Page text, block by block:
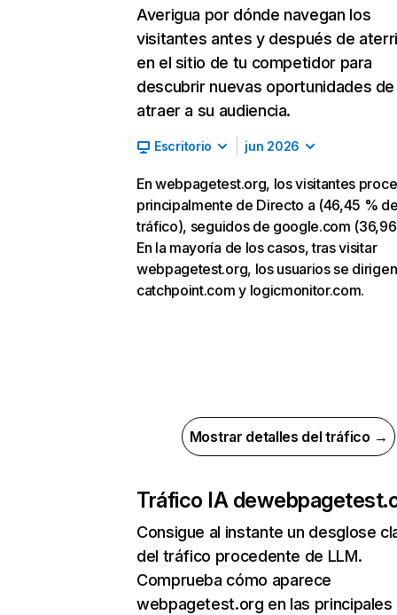
Averigua por dónde navegan los
visitantes antes y después de
en el sitio de tu competidor para
descubrir nuevas oportunidades de
atraer a su audiencia.
Escritorio jun 2026
En webpagetest.org, los visitantes
principalmente de Directo a (46,45 %
tráfico), seguidos de google.com
En la mayoría de los casos, tras visitar
webpagetest.org, los usuarios se
catchpoint.com y logicmonitor.com.
Mostrar detalles del tráfico →
Tráfico IA de
Consigue al instante un desglose
del tráfico procedente de LLM.
Comprueba cómo aparece
webpagetest.org en las principales